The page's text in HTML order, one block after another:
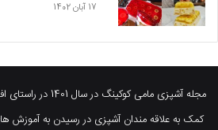
17 آبان 1402
مجله آشپزی مامی
کمک به علاقه مندان آشپزی در رسیدن به آموزش